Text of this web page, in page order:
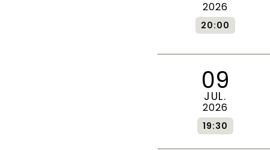
2026
20:00
09
JUL.
2026
19:30